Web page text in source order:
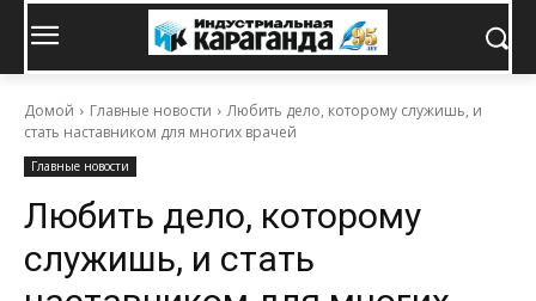
Домой Главные новости
Любить дело, которому служишь, и
стать наставником для многих врачей
Главные новости
Любить дело, которому
служишь, и стать